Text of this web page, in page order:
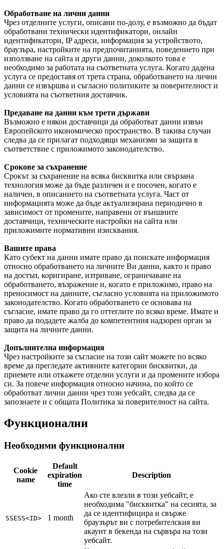
Обработване на лични данни
Чрез отделните услуги, описани по-долу, е възможно да бъдат
обработвани технически идентификатори, онлайн
идентификатори, IP адреси, информация за устройството,
браузъра, настройките на предпочитанията, поведението при
използване на сайта и други данни, доколкото това е
необходимо за работата на съответната услуга. Когато дадена
услуга се предоставя от трета страна, обработването на лични
данни се извършва и съгласно политиките за поверителност и
условията на съответния доставчик.
Предаване на данни към трети държави
Възможно е някои доставчици да обработват данни извън
Европейското икономическо пространство. В такива случаи
следва да се прилагат подходящи механизми за защита в
съответствие с приложимото законодателство.
Срокове за съхранение
Срокът за съхранение на всяка бисквитка или свързана
технология може да бъде различен и е посочен, когато е
наличен, в описанието на съответната услуга. Част от
информацията може да бъде актуализирана периодично в
зависимост от промените, направени от външните
доставчици, техническите настройки на сайта или
приложимите нормативни изисквания.
Вашите права
Като субект на данни имате право да поискате информация
относно обработването на личните Ви данни, както и право
на достъп, коригиране, изтриване, ограничаване на
обработването, възражение и, когато е приложимо, право на
преносимост на данните, съгласно условията на приложимото
законодателство. Когато обработването се основава на
съгласие, имате право да го оттеглите по всяко време. Имате и
право да подадете жалба до компетентния надзорен орган за
защита на личните данни.
Допълнителна информация
Чрез настройките за съгласие на този сайт можете по всяко
време да прегледате активните категории бисквитки, да
приемете или откажете отделни услуги и да промените избора
си. За повече информация относно начина, по който се
обработват лични данни чрез този уебсайт, следва да се
запознаете и с общата Политика за поверителност на сайта.
Функционални
Необходими функционални
Cookie
name
Default
expiration
time
Description
SSESS<ID> 1 month
Ако сте влезли в този уебсайт, е
необходима "бисквитка" на сесията, за
да се идентифицира и свърже
браузърът ви с потребителския ви
акаунт в бекенда на сървъра на този
уебсайт.